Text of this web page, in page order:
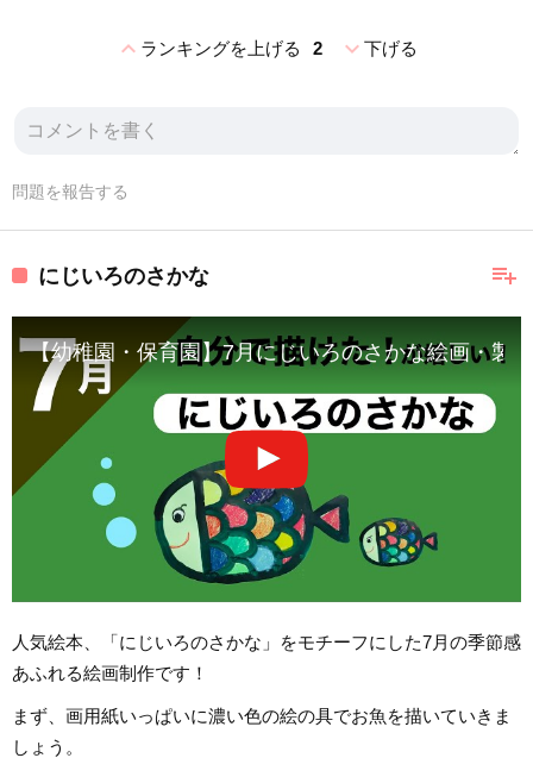
expand_lessランキングを上げる 2 expand_more下げる
問題を報告する
playlist_add
にじいろのさかな
【幼稚園・保育園】7月にじいろのさかな絵画・製作
人気絵本、「にじいろのさかな」をモチーフにした7月の季節感
あふれる絵画制作です！
まず、画用紙いっぱいに濃い色の絵の具でお魚を描いていきま
しょう。